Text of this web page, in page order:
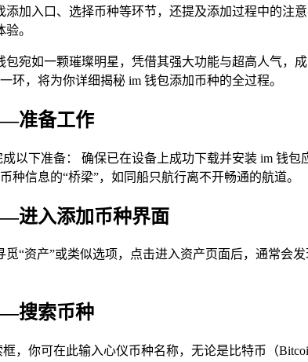
添加入口、选择币种等环节，还提及添加过程中的注
。
包宛如一颗璀璨明星，凭借其强大功能与超高人气，
环，将为你详细揭秘 im 钱包添加币种的全过程。
准备工作
以下准备： 确保已在设备上成功下载并安装 im 钱
种信息的“桥梁”，如同船只航行离不开畅通的航道。
进入添加币种界面
“资产”或类似选项，点击进入资产页面后，通常会
搜索币种
，你可在此输入心仪币种名称，无论是比特币（